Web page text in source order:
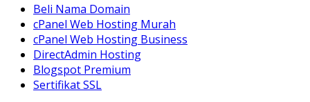
Beli Nama Domain
cPanel Web Hosting Murah
cPanel Web Hosting Business
DirectAdmin Hosting
Blogspot Premium
Sertifikat SSL